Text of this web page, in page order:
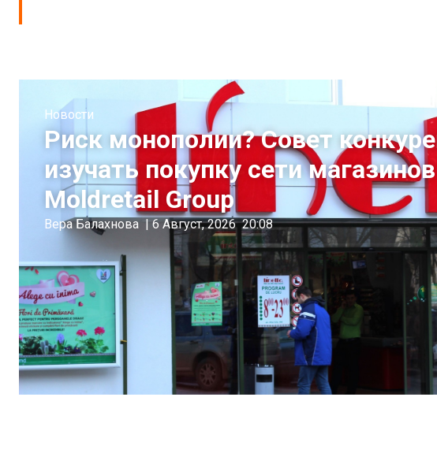
Новости
Риск монополии? Совет
изучать покупку сети
Moldretail Group
Вера Балахнова 6 Август, 2026 20:08